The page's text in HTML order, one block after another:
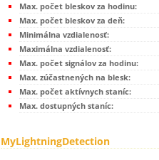
Max. počet bleskov za hodinu:
Max. počet bleskov za deň:
Minimálna vzdialenosť:
Maximálna vzdialenosť:
Max. počet signálov za hodinu:
Max. zúčastnených na blesk:
Max. počet aktívnych staníc:
Max. dostupných staníc:
MyLightningDetection